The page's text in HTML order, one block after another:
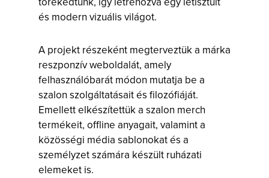
és modern vizuális világot.
A projekt részeként megterveztük a márka
reszponzív weboldalát, amely
felhasználóbarát módon mutatja be a
szalon szolgáltatásait és filozófiáját.
Emellett elkészítettük a szalon merch
termékeit, offline anyagait, valamint a
közösségi média sablonokat és a
személyzet számára készült ruházati
elemeket is.